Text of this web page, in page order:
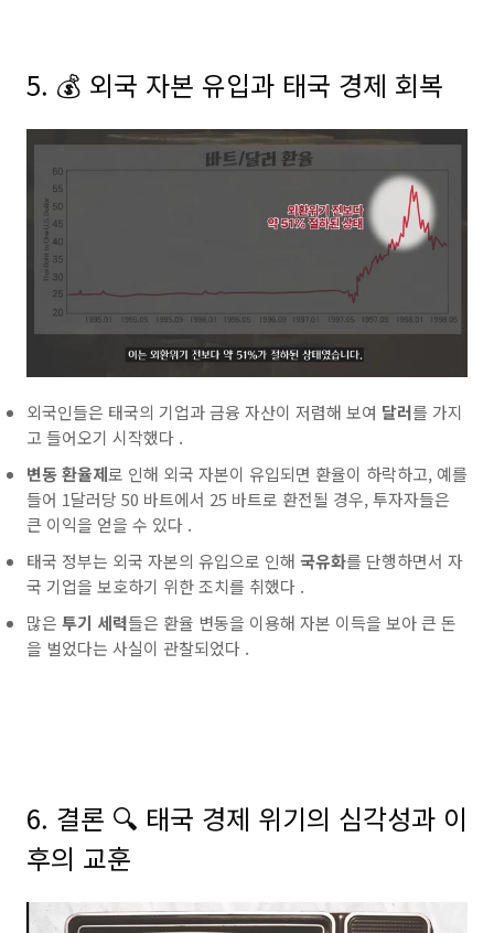
5. 💰 외국 자본 유입과 태국 경제 회복
외국인들은 태국의 기업과 금융 자산이 저렴해 보여 달러를 가지
고 들어오기 시작했다 .
변동환율제로 인해 외국 자본이 유입되면 환율이 하락하고, 예를
들어 1달러당 50 바트에서 25 바트로 환전될 경우, 투자자들은
큰 이익을 얻을 수 있다 .
태국 정부는 외국 자본의 유입으로 인해 국유화를 단행하면서 자
국 기업을 보호하기 위한 조치를 취했다 .
많은 투기 세력들은 환율 변동을 이용해 자본 이득을 보아 큰 돈
을 벌었다는 사실이 관찰되었다 .
6. 결론 🔍 태국 경제 위기의 심각성과 이
후의 교훈